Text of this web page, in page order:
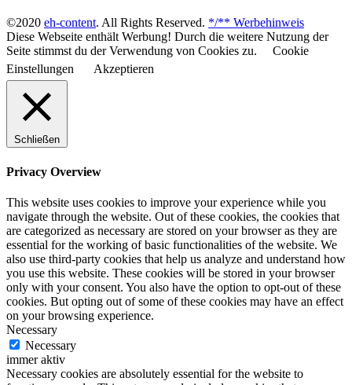
©2020 eh-content. All Rights Reserved. */** Werbehinweis
Diese Webseite enthält Werbung! Durch die weitere Nutzung der
Seite stimmst du der Verwendung von Cookies zu.
Cookie
Einstellungen
Akzeptieren
Schließen
Privacy Overview
This website uses cookies to improve your experience while you
navigate through the website. Out of these cookies, the cookies that
are categorized as necessary are stored on your browser as they are
essential for the working of basic functionalities of the website. We
also use third-party cookies that help us analyze and understand how
you use this website. These cookies will be stored in your browser
only with your consent. You also have the option to opt-out of these
cookies. But opting out of some of these cookies may have an effect
on your browsing experience.
Necessary
Necessary
immer aktiv
Necessary cookies are absolutely essential for the website to